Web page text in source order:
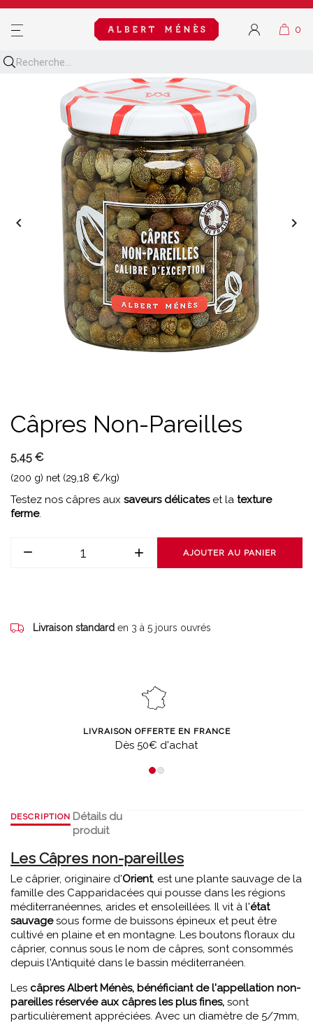
MENU
 
Câpres Non-Pareilles
5,45 €
(200 g) net (29,18 €/kg)
Testez nos câpres aux saveurs délicateset la texture
ferme.
AJOUTER AU PANIER
Livraison standard en 3 à 5 jours ouvrés
LIVRAISON OFFERTE EN FRANCE
Dès 50€ d'achat
DESCRIPTION Détails du
produit
Les Câpres non-pareilles
Le câprier, originaire d'Orient, est une plante sauvage de la
famille des Capparidacées qui pousse dans les régions
méditerranéennes, arides et ensoleillées. Il vit à l'état
sauvagesous forme de buissons épineux et peut être
cultivé en plaine et en montagne. Les boutons floraux du
câprier, connus sous le nom de câpres, sont consommés
depuis l'Antiquité dans le bassin méditerranéen.
Les câpres Albert Ménès, bénéficiant de l'appellation non-
pareilles réservée aux câpres les plus fines, sont
particulièrement appréciées. Avec un diamètre de 5/7mm,